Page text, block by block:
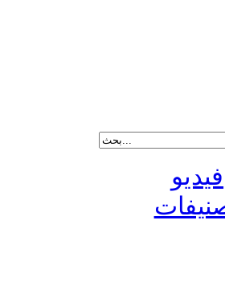
فيديو